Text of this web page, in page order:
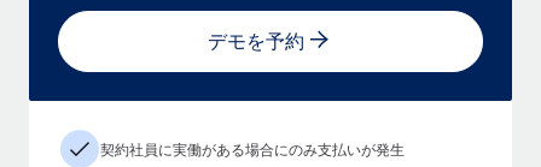
デモを予約
契約社員に実働がある場合にのみ支払いが発生